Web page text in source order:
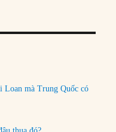
mà Trung Quốc có